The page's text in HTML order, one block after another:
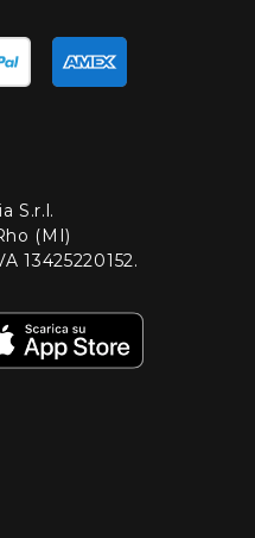
S.r.l.
(MI)
13425220152.